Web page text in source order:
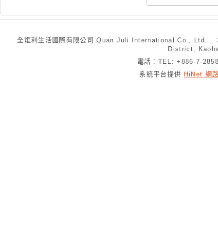
全炬利生活國際有限公司 Quan Juli International Co., Ltd.
District,
電話：TEL: +886-7-
系統平台提供 HiNet 網